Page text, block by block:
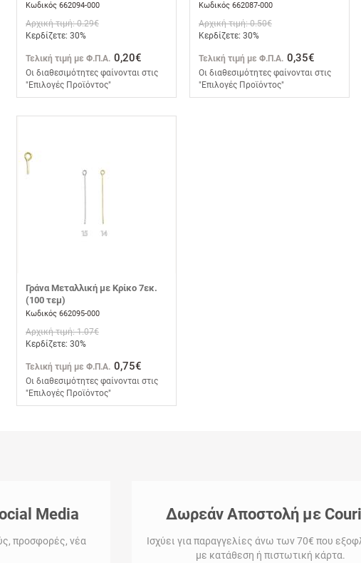
Κωδικός 662094-000
Αρχική τιμή: 0.29€
Κερδίζετε: 30%
Τελική τιμή με Φ.Π.Α. 0,20€
Οι διαθεσιμότητες φαίνονται στις
"Επιλογές Προϊόντος"
Κωδικός 662087-000
Αρχική τιμή: 0.50€
Κερδίζετε: 30%
Τελική τιμή με Φ.Π.Α. 0,35€
Οι διαθεσιμότητες φαίνονται στις
"Επιλογές Προϊόντος"
Γράνα Μεταλλική με Κρίκο 7εκ.
(100 τεμ)
Κωδικός 662095-000
Αρχική τιμή: 1.07€
Κερδίζετε: 30%
Τελική τιμή με Φ.Π.Α. 0,75€
Οι διαθεσιμότητες φαίνονται στις
"Επιλογές Προϊόντος"
Media
προσφορές, νέα
Δωρεάν Αποστολή με
Ισχύει για παραγγελίες άνω των 70€ που
με κατάθεση ή πιστωτική κάρτα.